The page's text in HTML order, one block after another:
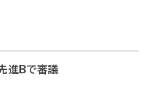
進Bで審議